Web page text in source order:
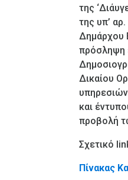
της
της υπ’
Δημάρχου
πρόσληψη
Δικαίου
και
προβολή
Σχετικό
Πίνακας